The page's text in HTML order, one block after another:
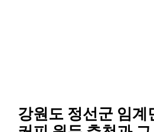
강원도 정선군 임계